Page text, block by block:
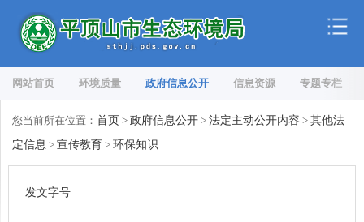
网站首页 环境质量 政府信息公开 信息资源 专题专栏
您当前所在位置： 首页 > 政府信息公开 > 法定主动公开内容 > 其他法
定信息 > 宣传教育 > 环保知识
发文字号